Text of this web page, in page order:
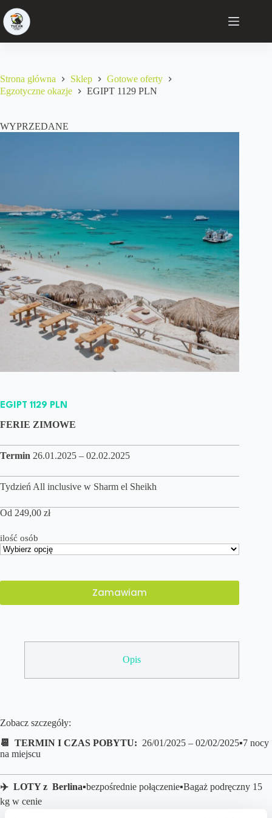
Strona główna Sklep
Gotowe oferty
Egzotyczne okazje
EGIPT 1129 PLN
WYPRZEDANE
EGIPT 1129 PLN
FERIE ZIMOWE
Termin 26.01.2025 – 02.02.2025
Tydzień All inclusive w Sharm el Sheikh
Od 249,00 zł
ilość osób
Zamawiam
Opis
Zobacz szczegóły:
📆 TERMIN I CZAS POBYTU: 26/01/2025 – 02/02/2025▪️7 nocy
na miejscu
✈️ LOTY z Berlina▪️bezpośrednie połączenie▪️Bagaż podręczny 15
kg w cenie